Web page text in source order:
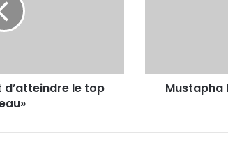
d’atteindre le top
Mustapha